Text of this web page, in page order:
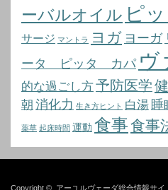
ーバルオイル ピ
サージ マントラ ヨガ ヨーガ
ータ ピッタ カパ ヴ
的な過ごし方予防医学
朝 消化力 生き方ヒント 白湯 睡
薬草 起床時間 運動 食事食事
Copyright © アーユルヴェーダ総合情報サイ